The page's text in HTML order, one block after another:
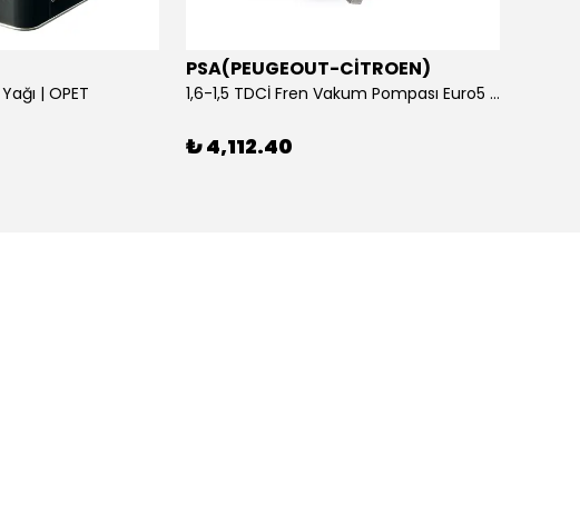
| OPET
PSA(PEUGEOUT-CİTROEN)
1,6-1,5 TDCİ Fren Vakum Pompası Euro5 2013-2018 | ORİJİNAL
₺ 4,112.40